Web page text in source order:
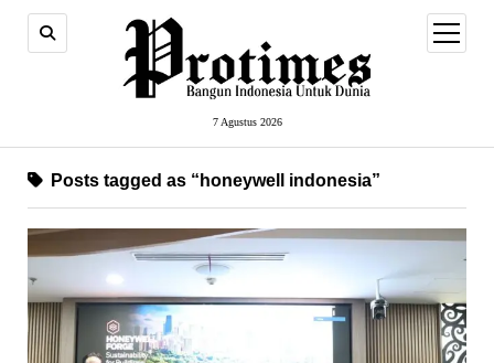
7 Agustus 2026
open
menu
Posts tagged as “honeywell indonesia”